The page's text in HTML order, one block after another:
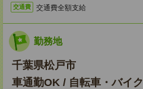
交通費 交通費全額支給
勤務地
千葉県松戸市
車通勤OK / 自転車・バイ